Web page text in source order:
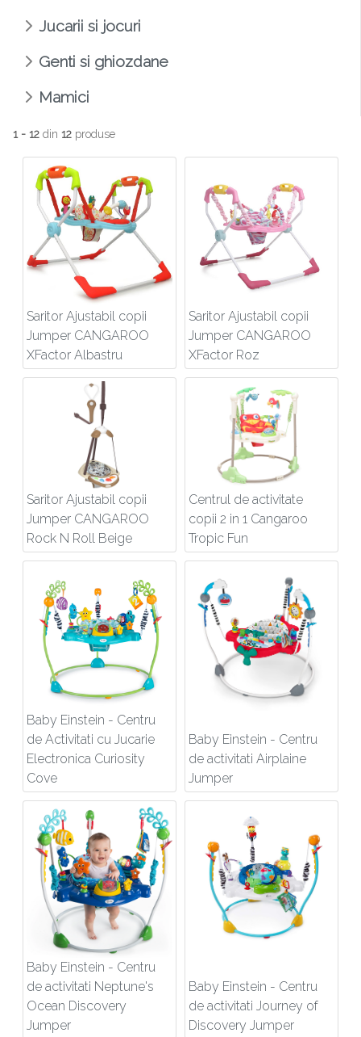
Jucarii si jocuri
Genti si ghiozdane
Mamici
1 - 12 din 12 produse
Saritor Ajustabil copii
Jumper CANGAROO
XFactor Albastru
Saritor Ajustabil copii
Jumper CANGAROO
XFactor Roz
Saritor Ajustabil copii
Jumper CANGAROO
Rock N Roll Beige
Centrul de activitate
copii 2 in 1 Cangaroo
Tropic Fun
Baby Einstein - Centru
de Activitati cu Jucarie
Electronica Curiosity
Cove
Baby Einstein - Centru
de activitati Airplaine
Jumper
Baby Einstein - Centru
de activitati Neptune's
Ocean Discovery
Jumper
Baby Einstein - Centru
de activitati Journey of
Discovery Jumper